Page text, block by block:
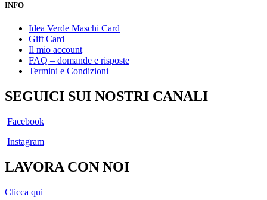
INFO
Idea Verde Maschi Card
Gift Card
Il mio account
FAQ – domande e risposte
Termini e Condizioni
SEGUICI SUI NOSTRI CANALI
Facebook
Instagram
LAVORA CON NOI
Clicca qui